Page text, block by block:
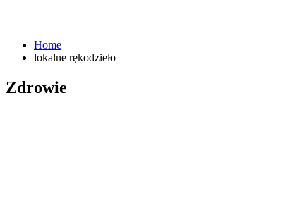
Home
lokalne rękodzieło
Zdrowie